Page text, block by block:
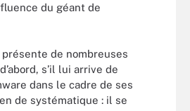
du géant de
de nombreuses
s’il lui arrive de
dans le cadre de ses
de systématique : il se